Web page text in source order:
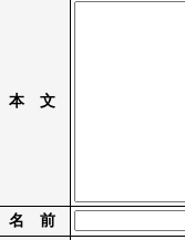
本 文
名 前